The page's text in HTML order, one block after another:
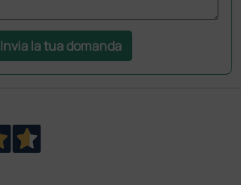
Invia la tua domanda